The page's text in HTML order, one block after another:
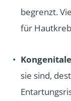
begrenzt.
für
sie sind,